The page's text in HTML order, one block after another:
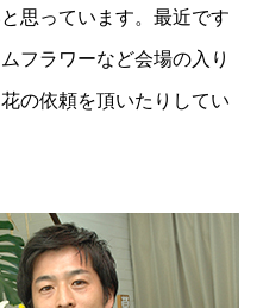
思っています。最近です
フラワーなど会場の入り
の依頼を頂いたりしてい